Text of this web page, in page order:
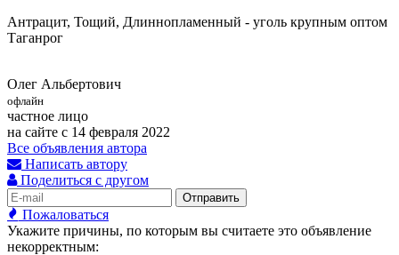
Антрацит, Тощий, Длиннопламенный - уголь крупным оптом
Таганрог
Олег Альбертович
офлайн
частное лицо
на сайте с 14 февраля 2022
Все объявления автора
Написать автору
Поделиться с другом
Отправить
Пожаловаться
Укажите причины, по которым вы считаете это объявление
некорректным: